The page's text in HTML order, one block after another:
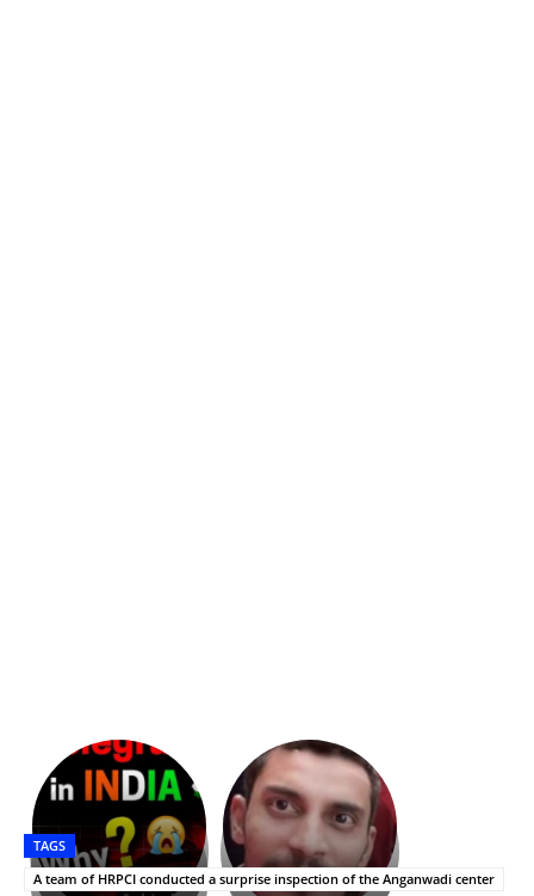
భగవంతుని
ప్రసాదం
తీర్థం..తులసీదళం
లేకుండా
అసంపూర్ణం
కేజీఎఫ్
సినిమాతో
పాన్
ఇండియా
స్టార్
Upasana:
భర్తపై
రివెంజ్
తీర్చుకున్న
TAGS
A team of HRPCI conducted a surprise inspection of the Anganwadi center